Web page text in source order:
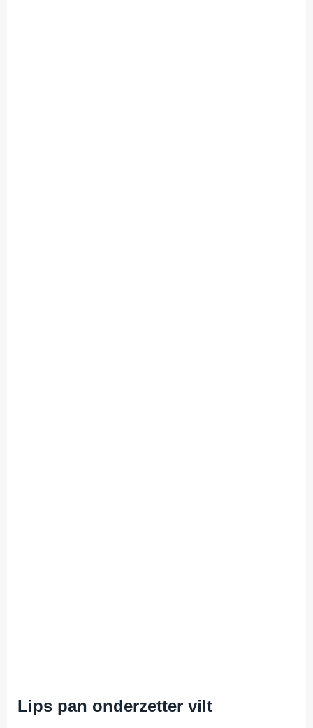
Lips pan onderzetter vilt